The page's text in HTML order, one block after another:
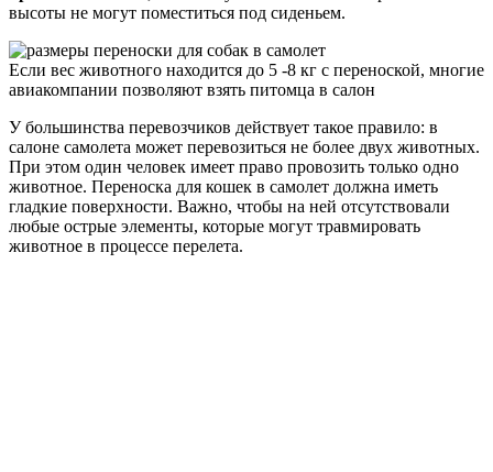
высоты не могут поместиться под сиденьем.
Если вес животного находится до 5 -8 кг с переноской, многие
авиакомпании позволяют взять питомца в салон
У большинства перевозчиков действует такое правило: в
салоне самолета может перевозиться не более двух животных.
При этом один человек имеет право провозить только одно
животное. Переноска для кошек в самолет должна иметь
гладкие поверхности. Важно, чтобы на ней отсутствовали
любые острые элементы, которые могут травмировать
животное в процессе перелета.